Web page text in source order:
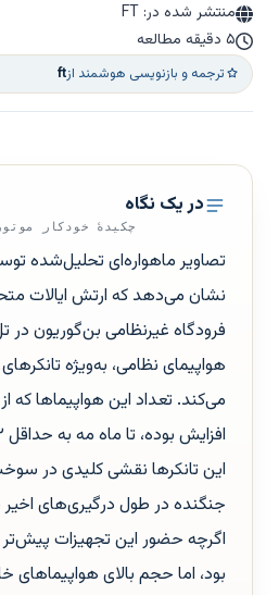
منتشر شده در: FT
۵ دقیقه مطالعه
ترجمه و بازنویسی هوشمند ازft
در یک نگاه
چکیدهٔ خودکار
تصاویر ماهواره‌ای تحلیل‌شده
نشان می‌دهد که ارتش ایالات
فرودگاه غیرنظامی بن‌گوریون در
هواپیمای نظامی، به‌ویژه
می‌کند. تعداد این هواپیماها که
این تانکرها نقشی کلیدی در
جنگنده در طول درگیری‌های اخیر با
اگرچه حضور این تجهیزات
بود، اما حجم بالای هواپیماهای